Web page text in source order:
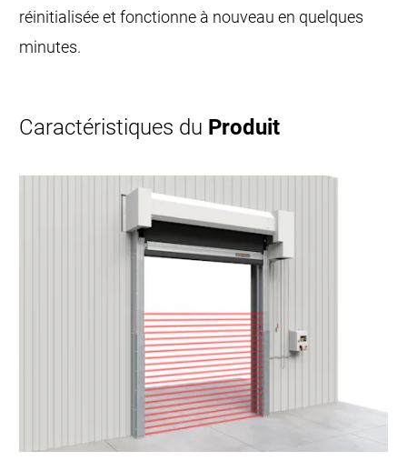
réinitialisée et fonctionne à nouveau en quelques
minutes.
Caractéristiques du Produit